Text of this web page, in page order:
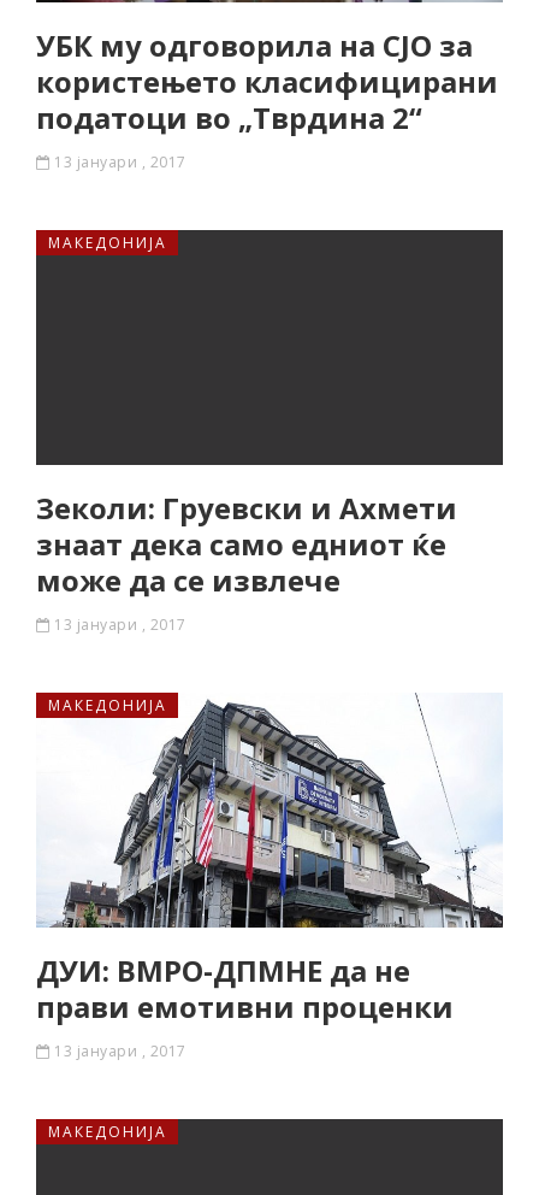
УБК му одговорила на СЈО за
користењето класифицирани
податоци во „Тврдина 2“
13 јануари , 2017
МАКЕДОНИЈА
Зеколи: Груевски и Ахмети
знаат дека само едниот ќе
може да се извлече
13 јануари , 2017
МАКЕДОНИЈА
ДУИ: ВМРО-ДПМНЕ да не
прави емотивни проценки
13 јануари , 2017
МАКЕДОНИЈА